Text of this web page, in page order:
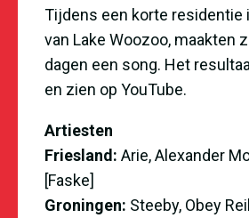
Tijdens een korte residentie
van Lake Woozoo, maakten
dagen een song. Het
en zien op YouTube.
Artiesten
Friesland: Arie, Alexander
[Faske]
Groningen: Steeby, Obey